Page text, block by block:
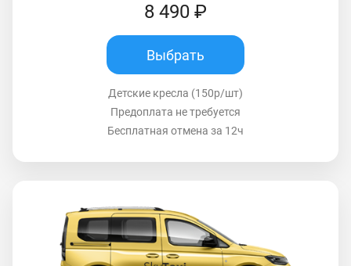
8 490 ₽
Выбрать
Детские кресла (150р/шт)
Предоплата не требуется
Бесплатная отмена за 12ч